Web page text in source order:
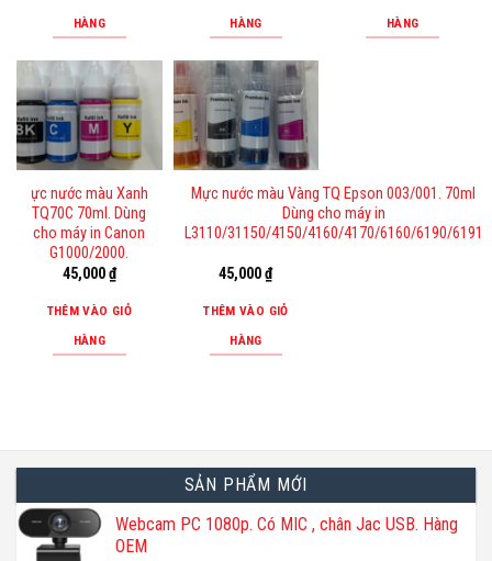
HÀNG
HÀNG
HÀNG
ực nước màu Xanh
TQ70C 70ml. Dùng
cho máy in Canon
G1000/2000.
45,000₫
THÊM VÀO GIỎ
HÀNG
Mực nước màu Vàng TQ Epson 003/001. 70ml
Dùng cho máy in
L3110/31150/4150/4160/4170/6160/6190/6191
45,000₫
THÊM VÀO GIỎ
HÀNG
SẢN PHẨM MỚI
Webcam PC 1080p. Có MIC , chân Jac USB. Hàng
OEM